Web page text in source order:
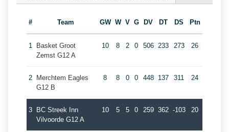
# Team GW W V G DV DT DS Ptn
1
Basket Groot
Zemst G12 A
10 8 2 0 506 233 273 26
2
Merchtem Eagles
G12 B
8 8 0 0 448 137 311 24
3
BC Streek Inn
Vilvoorde G12 A
10 5 5 0 259 362 -103 20